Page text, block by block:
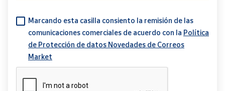
Marcando esta casilla consiento la remisión de las
comunicaciones comerciales de acuerdo con la Política
de Protección de datos Novedades de Correos
Market